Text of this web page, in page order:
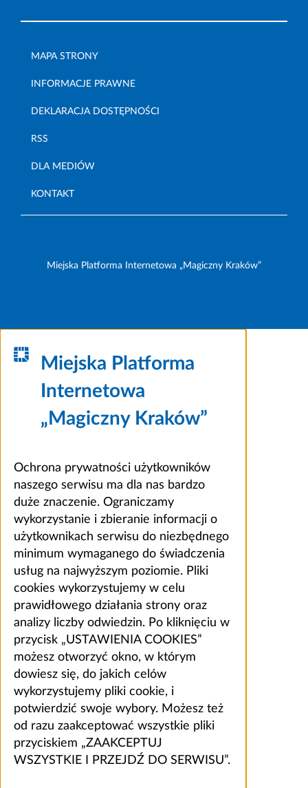
MAPA STRONY
INFORMACJE PRAWNE
DEKLARACJA DOSTĘPNOŚCI
RSS
DLA MEDIÓW
KONTAKT
Miejska Platforma Internetowa „Magiczny Kraków”
Miejska Platforma
Internetowa
„Magiczny Kraków”
Ochrona prywatności użytkowników
naszego serwisu ma dla nas bardzo
duże znaczenie. Ograniczamy
wykorzystanie i zbieranie informacji o
użytkownikach serwisu do niezbędnego
minimum wymaganego do świadczenia
usług na najwyższym poziomie. Pliki
cookies wykorzystujemy w celu
prawidłowego działania strony oraz
analizy liczby odwiedzin. Po kliknięciu w
przycisk „USTAWIENIA COOKIES”
możesz otworzyć okno, w którym
dowiesz się, do jakich celów
wykorzystujemy pliki cookie, i
potwierdzić swoje wybory. Możesz też
od razu zaakceptować wszystkie pliki
przyciskiem „ZAAKCEPTUJ
WSZYSTKIE I PRZEJDŹ DO SERWISU”.